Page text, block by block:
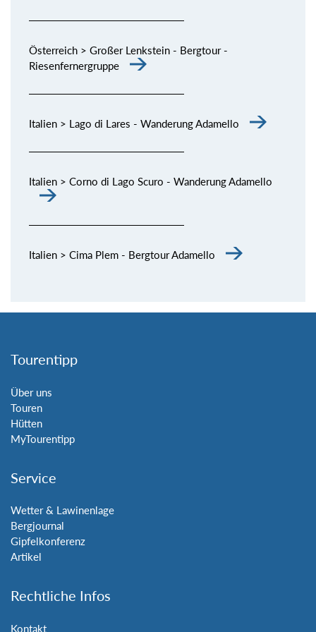
Österreich > Großer Lenkstein - Bergtour -
Riesenfernergruppe
Italien > Lago di Lares - Wanderung Adamello
Italien > Corno di Lago Scuro - Wanderung Adamello
Italien > Cima Plem - Bergtour Adamello
Tourentipp
Über uns
Touren
Hütten
MyTourentipp
Service
Wetter & Lawinenlage
Bergjournal
Gipfelkonferenz
Artikel
Rechtliche Infos
Kontakt